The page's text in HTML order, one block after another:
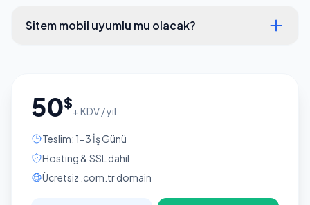
Sitem mobil uyumlu mu olacak?
50$+ KDV / yıl
Teslim: 1-3 İş Günü
Hosting & SSL dahil
Ücretsiz .com.tr domain